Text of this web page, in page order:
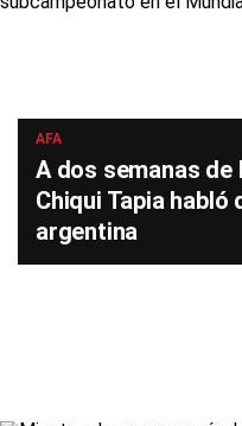
AFA
A dos semanas de
Chiqui Tapia habló
argentina